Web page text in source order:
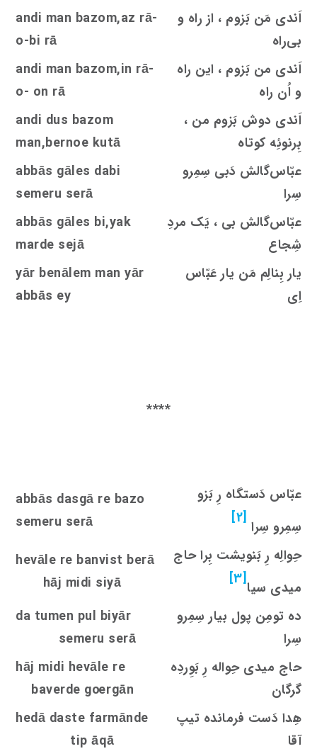
اَندی مَن بَزوم ، از راه و
بی‌راه
andi man bazom,az rā-
o-bi rā
اَندی من بَزوم ، این راه
و اُن راه
andi man bazom,in rā-
o- on rā
اَندی دوش بَزوم من ،
بِرنوئِه کوتاه
andi dus bazom
man,bernoe kutā
عبّاس‌گالش دَبی سِمِرو
سِرا
abbās gāles dabi
semeru serā
عبّاس‌گالش بی ، یَک مردِ
شِجاع
abbās gāles bi,yak
marde sejā
یار بِنالِم مَن یار عَبّاس
اِی
yār benālem man yār
abbās ey
****
عبّاس دَستگاه رِ بَزو
سِمِرو سِرا [2]
abbās dasgā re bazo
semeru serā
حِوالِه رِ بَنویشت بِرا حاج
میدی سیا[3]
hevāle re banvist berā
hāj midi siyā
ده تومِن پول بیار سِمِرو
سِرا
da tumen pul biyār
semeru serā
حاج میدی حِواله رِ بَوِردِه
گرگان
hāj midi hevāle re
baverde goergān
هِدا دَست فرمانده تیپ
آقا
hedā daste farmānde
tip āqā